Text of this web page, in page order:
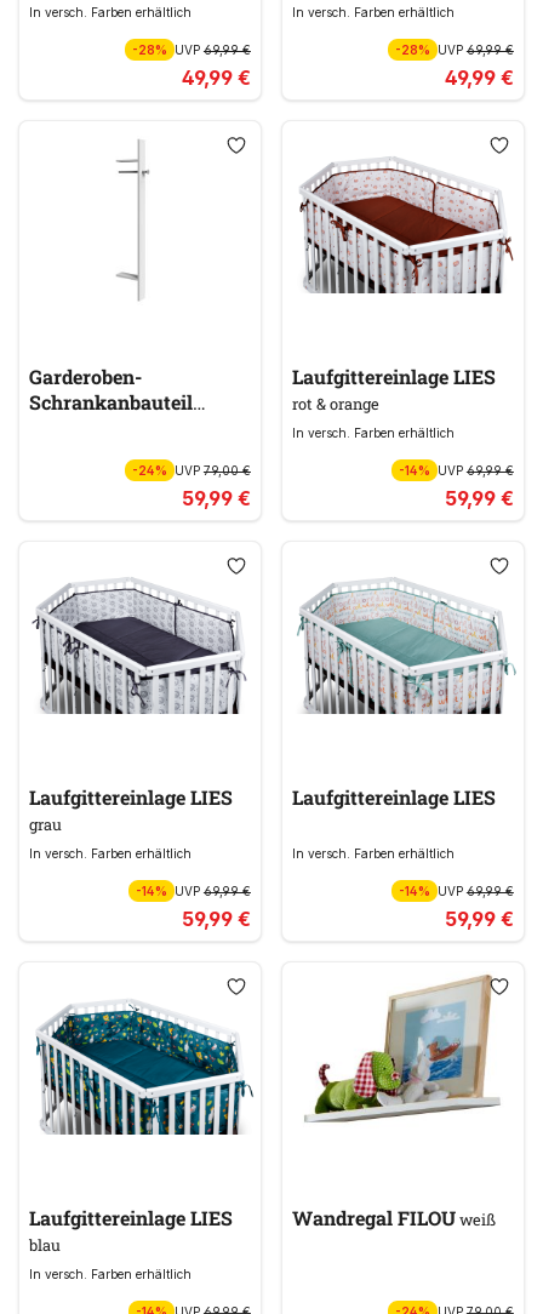
In versch. Farben erhältlich
-28% UVP 69,99 €
49,99 €
In versch. Farben erhältlich
-28% UVP69,99 €
49,99 €
Garderoben-
Schrankanbauteil
-24% UVP 79,00 €
59,99 €
Laufgittereinlage LIES
rot & orange
In versch. Farben erhältlich
-14% UVP69,99 €
59,99 €
Laufgittereinlage LIES
grau
In versch. Farben erhältlich
-14% UVP 69,99 €
59,99 €
Laufgittereinlage LIES
In versch. Farben erhältlich
-14% UVP69,99 €
59,99 €
Laufgittereinlage LIES
blau
In versch. Farben erhältlich
Wandregal FILOUweiß